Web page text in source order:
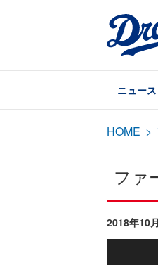
ニュース
HOME >
ファ
2018年10